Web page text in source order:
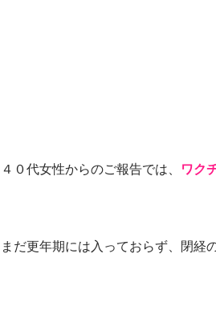
４０代女性からのご報告では、 ワク
まだ更年期には入っておらず、閉経